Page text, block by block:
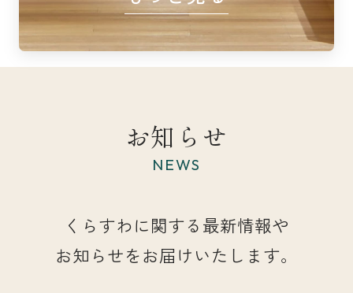
お知らせ
NEWS
くらすわに関する最新情報や
お知らせをお届けいたします。